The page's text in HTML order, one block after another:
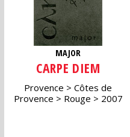
MAJOR
CARPE DIEM
Provence
Côtes de
Provence
Rouge 2007